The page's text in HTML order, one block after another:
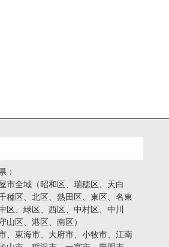
：
市全域（昭和区、瑞穂区、天白
種区、北区、熱田区、東区、名東
区、緑区、西区、中村区、中川
山区、港区、南区）
、東海市、大府市、小牧市、江南